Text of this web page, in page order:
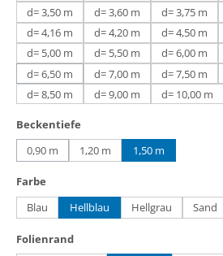
d= 3,50 m
d= 3,60 m d= 3,75 m
d= 4,16 m
d= 4,20 m d= 4,50 m
d= 5,00 m
d= 5,50 m d= 6,00 m
d= 6,50 m(Diese Option ist zurzeit nicht verfügbar.)
d= 7,00 m d= 7,50 m
d= 8,50 m
d= 9,00 m d= 10,00 m
Beckentiefe
0,90 m(Diese Option ist zurzeit nicht verfügbar.)
1,20 m 1,50 m
Farbe
Blau
Hellblau Hellgrau Sand
Folienrandauswählen